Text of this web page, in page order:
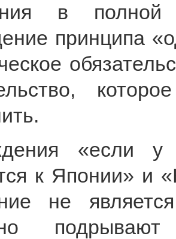
в
принципа
«если у
к Японии» и
не